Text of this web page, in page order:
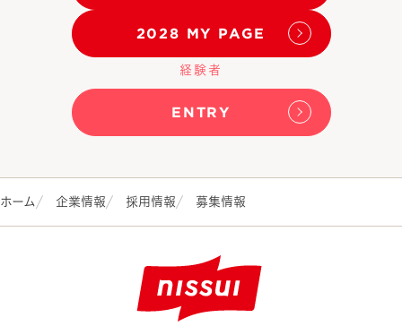
2028 MY PAGE
経験者
ENTRY
ホーム 企業情報 採用情報 募集情報